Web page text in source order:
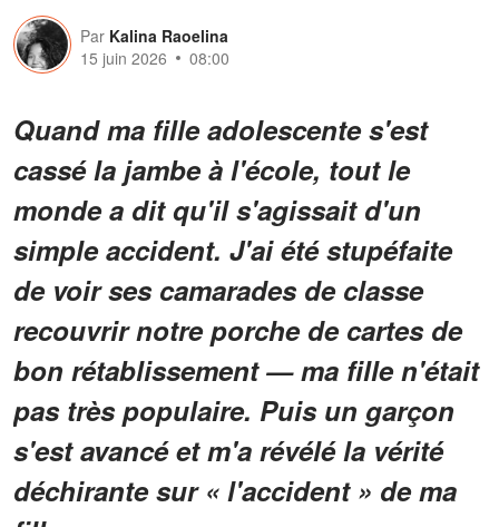
Par Kalina Raoelina
15 juin 2026
08:00
Quand ma fille adolescente s'est
cassé la jambe à l'école, tout le
monde a dit qu'il s'agissait d'un
simple accident. J'ai été stupéfaite
de voir ses camarades de classe
recouvrir notre porche de cartes de
bon rétablissement — ma fille n'était
pas très populaire. Puis un garçon
s'est avancé et m'a révélé la vérité
déchirante sur « l'accident » de ma